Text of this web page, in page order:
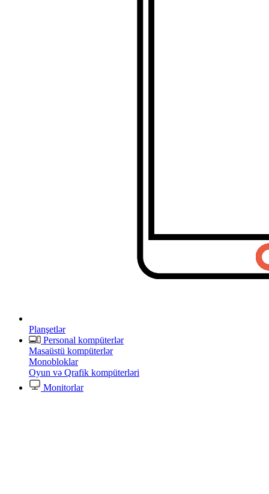
Planşetlər
Personal kompüterlər
Masaüstü kompüterlər
Monobloklar
Oyun və Qrafik kompüterləri
Monitorlar